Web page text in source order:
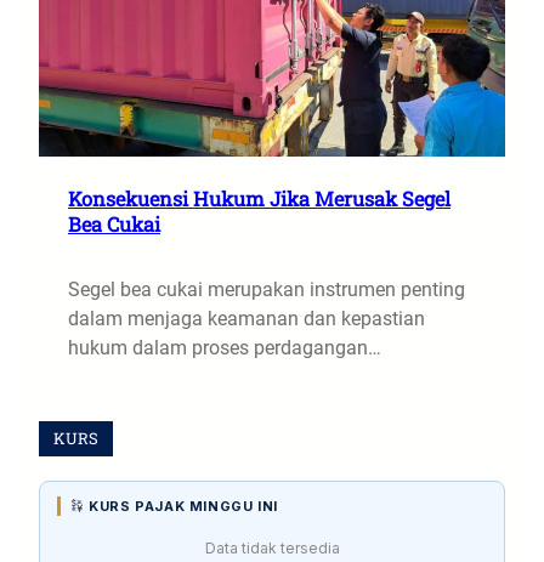
Konsekuensi Hukum Jika Merusak Segel
Bea Cukai
Segel bea cukai merupakan instrumen penting
dalam menjaga keamanan dan kepastian
hukum dalam proses perdagangan…
KURS
KURS PAJAK MINGGU INI
Data tidak tersedia